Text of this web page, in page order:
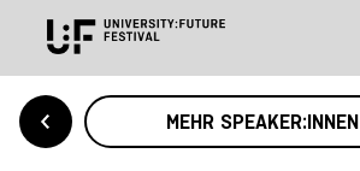
MEHR SPEAKER:INNEN